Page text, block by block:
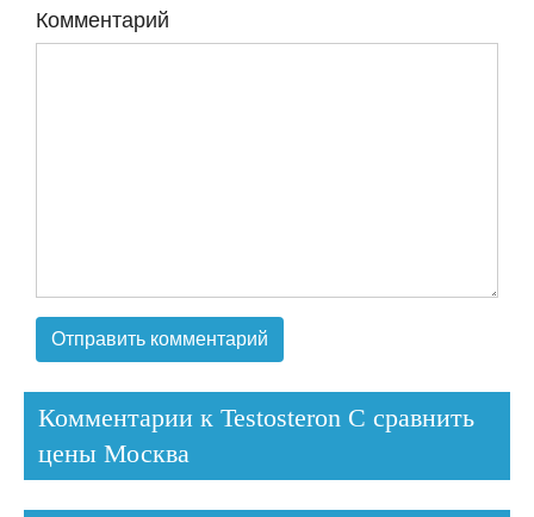
Комментарий
Комментарии к Testosteron C сравнить
цены Москва